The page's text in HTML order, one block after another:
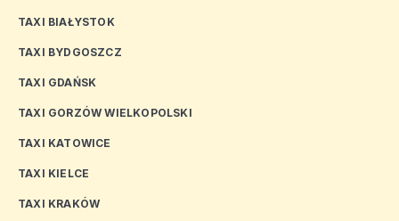
TAXI BIAŁYSTOK
TAXI BYDGOSZCZ
TAXI GDAŃSK
TAXI GORZÓW WIELKOPOLSKI
TAXI KATOWICE
TAXI KIELCE
TAXI KRAKÓW